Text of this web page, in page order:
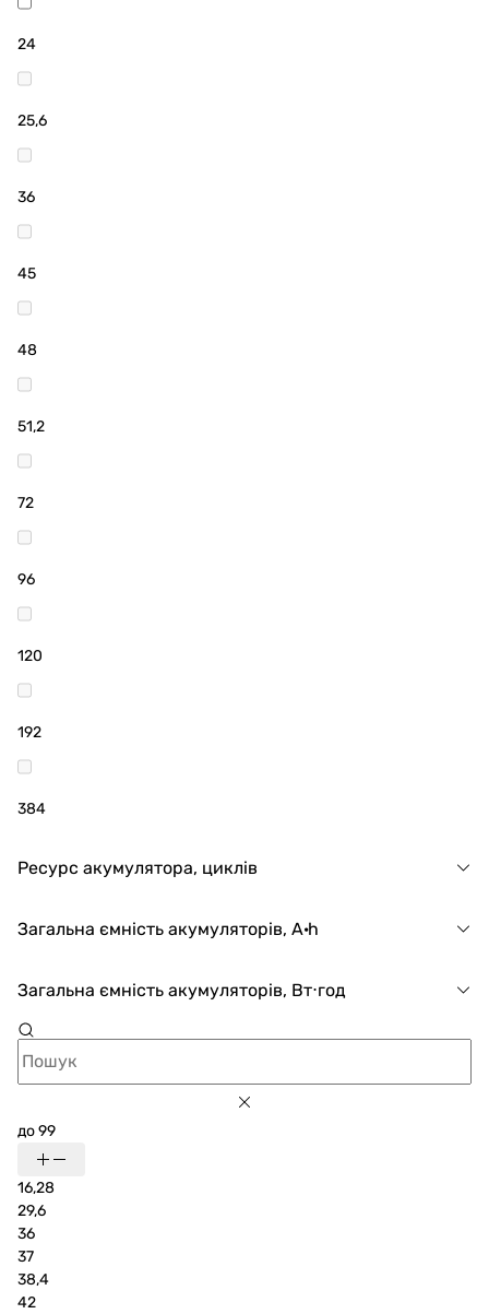
24
25,6
36
45
48
51,2
72
96
120
192
384
Ресурс акумулятора, циклів
Загальна ємність акумуляторів, A·h
Загальна ємність акумуляторів, Вт⋅год
до 99
16,28
29,6
36
37
38,4
42